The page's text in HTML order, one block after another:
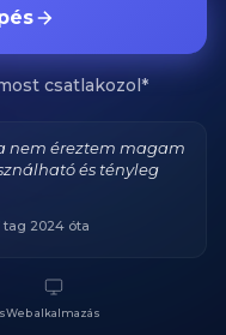
csatlakozol*
nem éreztem magam
és tényleg
tag 2024 óta
Web alkalmazás